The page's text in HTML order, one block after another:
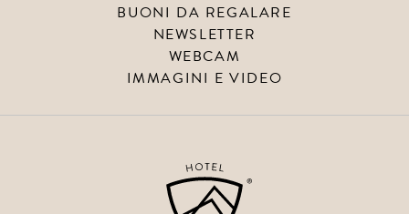
BUONI DA REGALARE
NEWSLETTER
WEBCAM
IMMAGINI E VIDEO